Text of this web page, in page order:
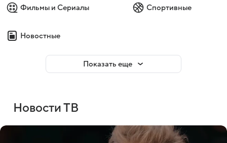
Фильмы и Сериалы Спортивные
Новостные
Показать еще
Новости ТВ